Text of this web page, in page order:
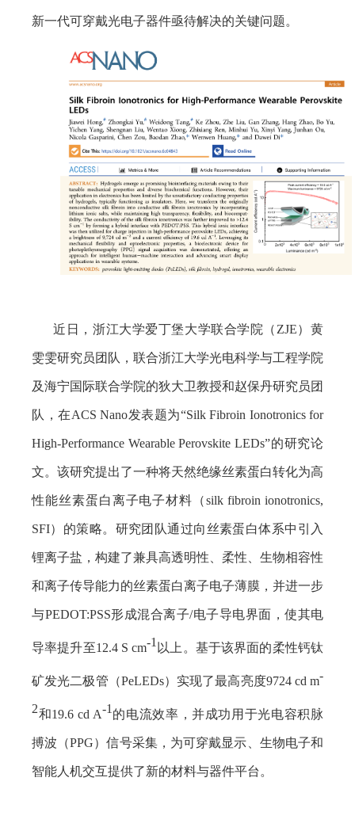
新一代可穿戴光电子器件亟待解决的关键问题。
近日，浙江大学爱丁堡大学联合学院（ ZJE）黄
雯雯研究员团队，联合浙江大学光电科学与工程学院
及海宁国际联合学院的狄大卫教授和赵保丹研究员团
队，在ACS Nano发表题为“Silk Fibroin Ionotronics for
High-Performance Wearable Perovskite LEDs”的研究论
文。该研究提出了一种将天然绝缘丝素蛋白转化为高
性能丝素蛋白离子电子材料（silk fibroin ionotronics,
SFI）的策略。研究团队通过向丝素蛋白体系中引入
锂离子盐，构建了兼具高透明性、柔性、生物相容性
和离子传导能力的丝素蛋白离子电子薄膜，并进一步
与PEDOT:PSS形成混合离子/电子导电界面，使其电
导率提升至12.4 S cm-1 以上。基于该界面的柔性钙钛
矿发光二极管（PeLEDs）实现了最高亮度9724 cd m-
2和19.6 cd A-1 的电流效率，并成功用于光电容积脉
搏波（PPG）信号采集，为可穿戴显示、生物电子和
智能人机交互提供了新的材料与器件平台。